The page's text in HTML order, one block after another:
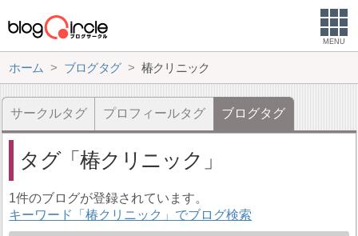
MENU
ホーム ブログタグ 椿クリニック
サークルタグ プロフィールタグ ブログタグ
タグ 椿クリニック
1件のブログが登録されています。
キーワード「椿クリニック」でブログ検索